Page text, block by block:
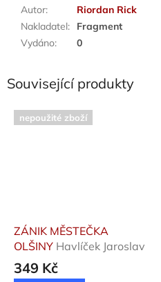
Autor:
Riordan Rick
Nakladatel:
Fragment
Vydáno: 0
Související produkty
nepoužité zboží
ZÁNIK MĚSTEČKA
OLŠINY Havlíček Jaroslav
349 Kč